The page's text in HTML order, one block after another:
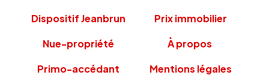
Dispositif Jeanbrun
Nue-propriété
Primo-accédant
Prix immobilier
À propos
Mentions légales